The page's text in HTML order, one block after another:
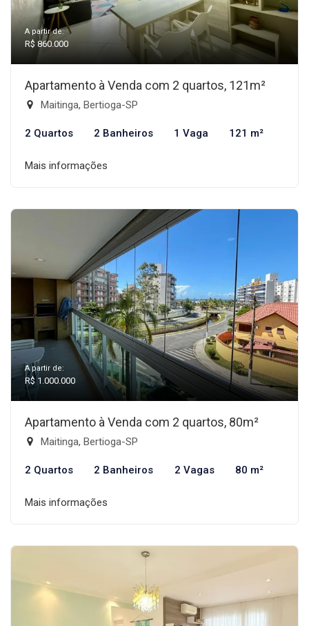
A partir de:
R$ 860.000
Apartamento à Venda com 2 quartos, 121m²
Maitinga, Bertioga-SP
2 Quartos 2 Banheiros 1 Vaga 121 m²
Mais informações
A partir de:
R$ 1.000.000
Apartamento à Venda com 2 quartos, 80m²
Maitinga, Bertioga-SP
2 Quartos 2 Banheiros 2 Vagas 80 m²
Mais informações